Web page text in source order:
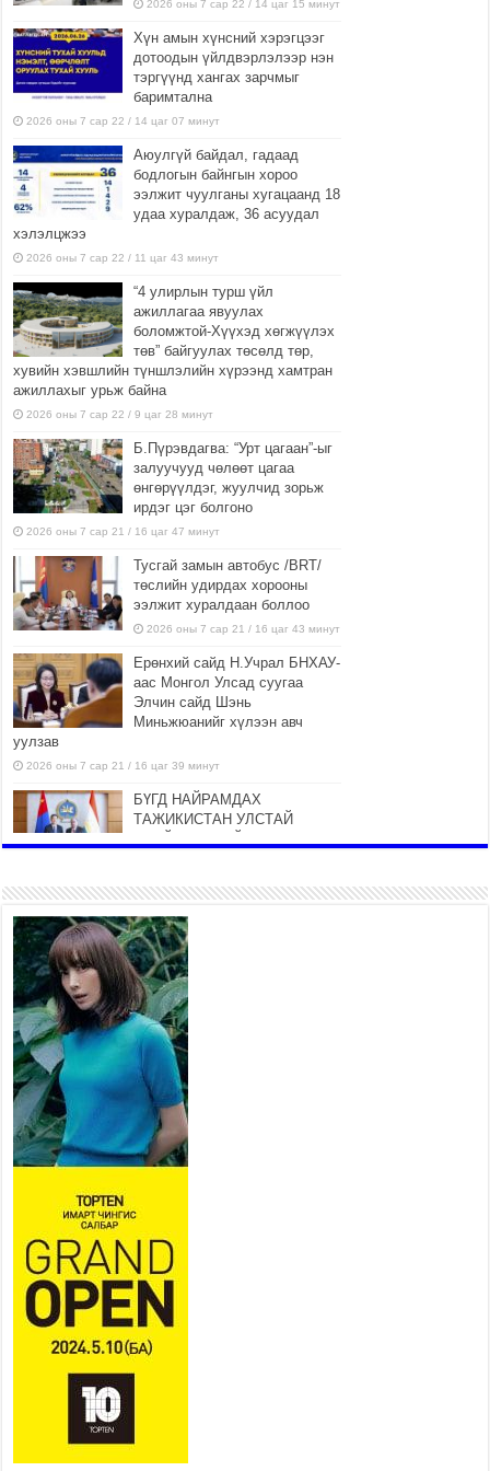
2026 оны 7 сар 22 / 14 цаг 15 минут
Хүн амын хүнсний хэрэгцээг
дотоодын үйлдвэрлэлээр нэн
тэргүүнд хангах зарчмыг
баримтална
2026 оны 7 сар 22 / 14 цаг 07 минут
Аюулгүй байдал, гадаад
бодлогын байнгын хороо
ээлжит чуулганы хугацаанд 18
удаа хуралдаж, 36 асуудал
хэлэлцжээ
2026 оны 7 сар 22 / 11 цаг 43 минут
“4 улирлын турш үйл
ажиллагаа явуулах
боломжтой-Хүүхэд хөгжүүлэх
төв” байгуулах төсөлд төр,
хувийн хэвшлийн түншлэлийн хүрээнд хамтран
ажиллахыг урьж байна
2026 оны 7 сар 22 / 9 цаг 28 минут
Б.Пүрэвдагва: “Урт цагаан”-ыг
залуучууд чөлөөт цагаа
өнгөрүүлдэг, жуулчид зорьж
ирдэг цэг болгоно
2026 оны 7 сар 21 / 16 цаг 47 минут
Тусгай замын автобус /BRT/
төслийн удирдах хорооны
ээлжит хуралдаан боллоо
2026 оны 7 сар 21 / 16 цаг 43 минут
Ерөнхий сайд Н.Учрал БНХАУ-
аас Монгол Улсад суугаа
Элчин сайд Шэнь
Миньжюанийг хүлээн авч
уулзав
2026 оны 7 сар 21 / 16 цаг 39 минут
БҮГД НАЙРАМДАХ
ТАЖИКИСТАН УЛСТАЙ
26,992 суралцагч хотхоны бага
сургуульд, 8100 суралцагч
төрөлжсөн ахлах сургуульд
суралцана
2026 оны 7 сар 21 / 13 цаг 43 минут
COP17 хурлын үеэрх замын
хөдөлгөөн, нийтийн тээврийн
зохицуулалт, сургууль,
цэцэрлэг, зах, худалдааны
төвийн ажиллах хуваарийг гаргаж, иргэдэд
мэдээлэхийг үүрэг болголоо
2026 оны 7 сар 21 / 11 цаг 59 минут
Гэр бүлийн хэрэг шүүхэд хянан шийдвэрлэх
тухай хуулиар хүүхдийн дээд ашиг сонирхлыг
нэн тэргүүнд хангахыг баталгаажууллаа
2026 оны 7 сар 21 / 11 цаг 42 минут
Б.Пүрэвдагва: “Туул-1” коллекторыг ашиглалтад
оруулж байж бид гэр хорооллыг барилгажуулна
2026 оны 7 сар 21 / 10 цаг 15 минут
АЖЛЫГ ХҮНД СУРТЛЫГ БУУРУУЛЖ, ИРГЭД,
АЖ АХУЙН НЭГЖИЙН АЧААГ ХЭРХЭН
ХӨНГӨЛСНӨӨР ДҮГНЭНЭ
2026 оны 7 сар 21 / 10 цаг 09 минут